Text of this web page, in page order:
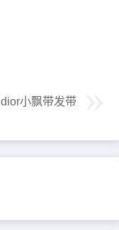
dior小飘带发带